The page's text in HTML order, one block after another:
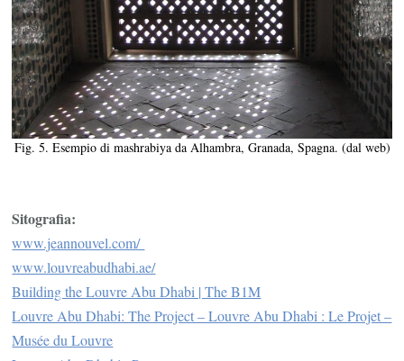
Fig. 5. Esempio di mashrabiya da Alhambra, Granada, Spagna. (dal web)
Sitografia:
www.jeannouvel.com/
www.louvreabudhabi.ae/
Building the Louvre Abu Dhabi | The B1M
Louvre Abu Dhabi: The Project – Louvre Abu Dhabi : Le Projet –
Musée du Louvre